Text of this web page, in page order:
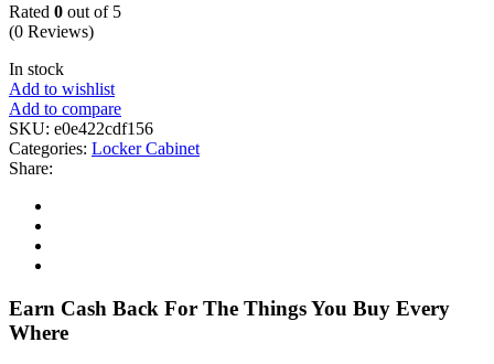
Rated 0 out of 5
(0 Reviews)
In stock
Add to wishlist
Add to compare
SKU: e0e422cdf156
Categories: Locker Cabinet
Share:
Earn Cash Back For The Things You Buy Every
Where